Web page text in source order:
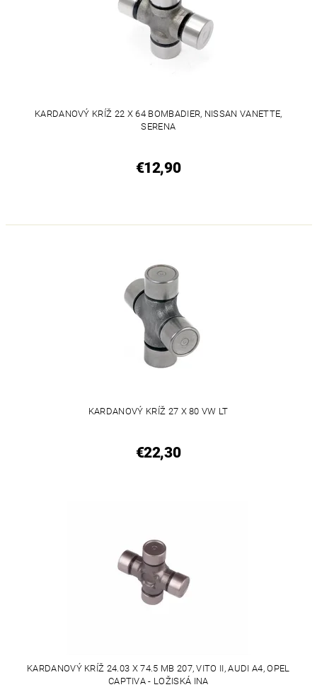
KARDANOVÝ KRÍŽ 22 X 64 BOMBADIER, NISSAN VANETTE,
SERENA
€12,90
KARDANOVÝ KRÍŽ 27 X 80 VW LT
€22,30
KARDANOVÝ KRÍŽ 24.03 X 74.5 MB 207, VITO II, AUDI A4, OPEL
CAPTIVA - LOŽISKÁ INA